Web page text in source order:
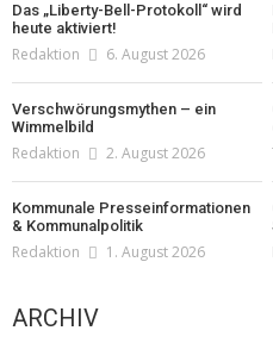
Das „Liberty-Bell-Protokoll“ wird
heute aktiviert!
Redaktion 6. August 2026
Verschwörungsmythen – ein
Wimmelbild
Redaktion 2. August 2026
Kommunale Presseinformationen
& Kommunalpolitik
Redaktion 1. August 2026
ARCHIV